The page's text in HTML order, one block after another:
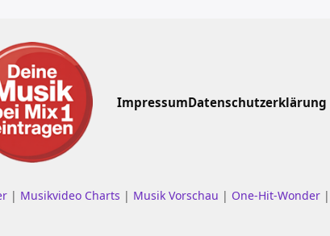
ImpressumDatenschutzerklärung
| Musikvideo Charts | Musik Vorschau | One-Hit-Wonder